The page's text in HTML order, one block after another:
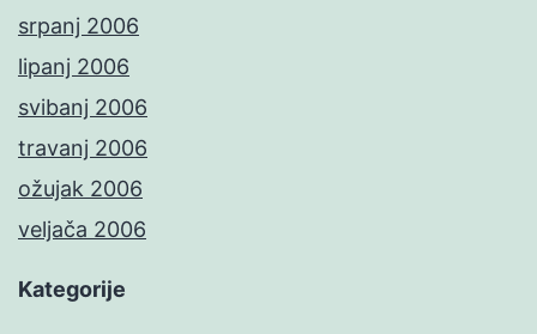
srpanj 2006
lipanj 2006
svibanj 2006
travanj 2006
ožujak 2006
veljača 2006
Kategorije